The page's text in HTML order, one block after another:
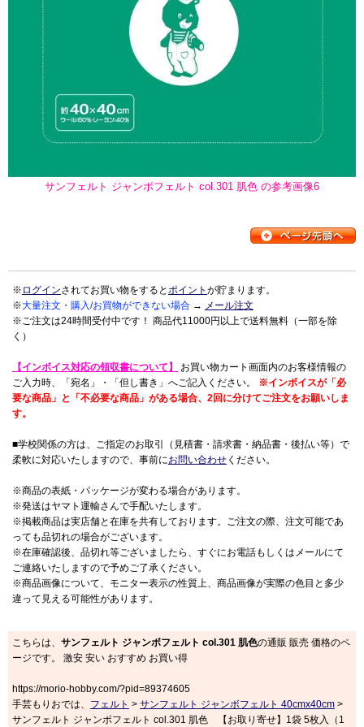
サンフェルト ジャンボフェルト col.301 肌色 の参考画像6
※ ログインされてお買い物をするとポイント が貯まります。
※大量注文・購入/お買物ができない場合 → メール注文
※ご注文は24時間受付中です！ 商品代11000円以上で送料無料（一部を除
く）
【インボイス対応の領収書について】
お買い物カート画面内のお客様情報の
ご入力時、「宛名」・「但し書き」へご記入ください。 ※インボイスが「必
要な商品」と「不必要な商品」がある場合、2回に分けてご注文をお願いしま
す。
■学校関係の方は、ご指定のお取引（見積書・請求書・納品書・後払い等）で
柔軟に対応いたしますので、事前にお問い合わせ ください。
※商品の表紙・パッケージが変わる場合があります。
※発送はヤマト運輸さんで手配いたします。
※掲載商品は実店舗と在庫を共有しております。ご注文の際、注文可能であ
っても品切れの場合がございます。
※在庫確認後、品切れ等ございましたら、すぐにお電話もしくはメールにて
ご連絡いたしますので予めご了承ください。
※商品画像について、モニター表示の性質上、商品画像が実際の色目と多少
違って見える可能性があります。
こちらは、 サンフェルト ジャンボフェルト col.301 肌色の通販 販売 価格のペ
ージです。 激安 安い おすすめ お買い得
https://morio-hobby.com/?pid=89374605
手芸もりおでは、 フェルト > サンフェルト ジャンボフェルト 40cmx40cm >
サンフェルト ジャンボフェルト col.301 肌色 【お取り寄せ】1袋 5枚入（1